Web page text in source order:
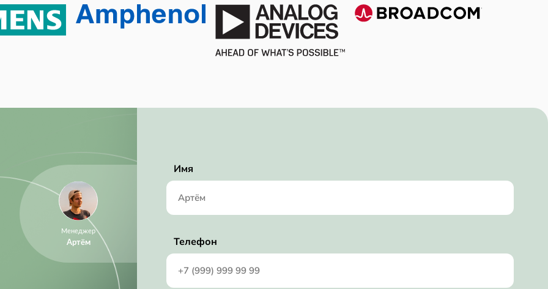
-40 ℃
RoHS Compliant
1.05 mm
4.4 mm
Менеджер
Артём
Имя
Телефон